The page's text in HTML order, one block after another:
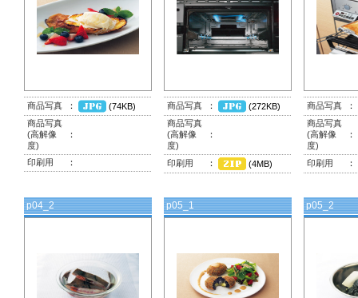
商品写真 ：
(74KB)
商品写真
(高解像
度)
：
印刷用 ：
商品写真 ：
(272KB)
商品写真
(高解像
度)
：
印刷用 ： (4MB)
商品写真
：
商品写真
(高解像
度)
：
印刷用 ：
p04_2 p05_1 p05_2